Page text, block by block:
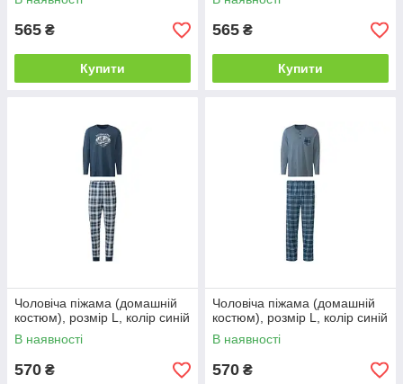
565 ₴
Купити
565 ₴
Купити
Чоловіча піжама (домашній
костюм), розмір L, колір синій
В наявності
570 ₴
Чоловіча піжама (домашній
костюм), розмір L, колір синій
В наявності
570 ₴